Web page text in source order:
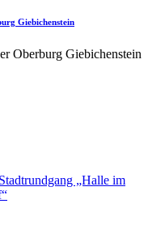
Giebichenstein
Oberburg Giebichenstein